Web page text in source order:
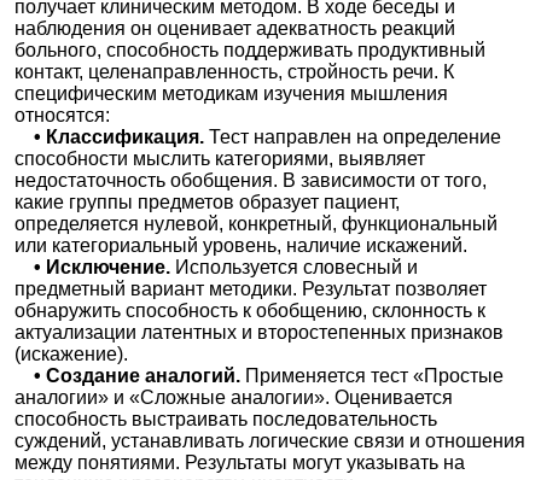
получает клиническим методом. В ходе беседы и
наблюдения он оценивает адекватность реакций
больного, способность поддерживать продуктивный
контакт, целенаправленность, стройность речи. К
специфическим методикам изучения мышления
относятся:
• Классификация.Тест направлен на определение
способности мыслить категориями, выявляет
недостаточность обобщения. В зависимости от того,
какие группы предметов образует пациент,
определяется нулевой, конкретный, функциональный
или категориальный уровень, наличие искажений.
• Исключение. Используется словесный и
предметный вариант методики. Результат позволяет
обнаружить способность к обобщению, склонность к
актуализации латентных и второстепенных признаков
(искажение).
• Создание аналогий. Применяется тест «Простые
аналогии» и «Сложные аналогии». Оценивается
способность выстраивать последовательность
суждений, устанавливать логические связи и отношения
между понятиями. Результаты могут указывать на